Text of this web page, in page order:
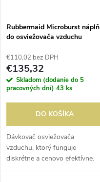
e
p
r
o
d
u
s
p
r
o
d
u
k
Rubbermaid Microburst náplň
do osviežovača vzduchu
€110,02 bez DPH
€135,32
Skladom (dodanie do 5
pracovných dní) 43 ks
DO KOŠÍKA
Dávkovač osviežovača
vzduchu, ktorý funguje
diskrétne a cenovo efektívne.
Zabezpečuje účinnú